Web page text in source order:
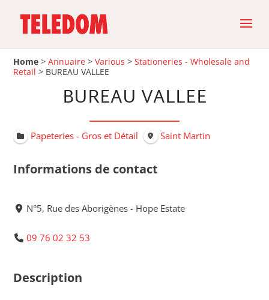
Home >Annuaire >Various >Stationeries - Wholesale and
Retail > BUREAU VALLEE
BUREAU VALLEE
Papeteries - Gros et Détail Saint Martin
Informations de contact
N°5, Rue des Aborigènes - Hope Estate
09 76 02 32 53
Description